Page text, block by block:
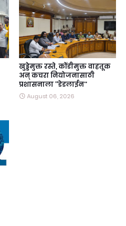
खुड्डेमुक्त रस्ते, कोंडीमुक्त वाहतूक
अन्‌ कचरा नियोजनासाठी
प्रशासनाला ‘‘डेडलाईन’’
August 06, 2026